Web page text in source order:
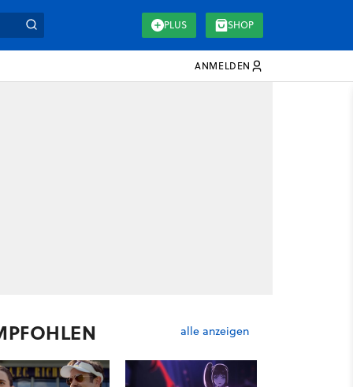
PLUS SHOP
ANMELDEN
alle anzeigen